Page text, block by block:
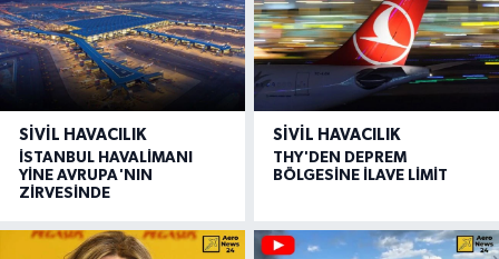
SIVIL HAVACILIK
İSTANBUL HAVALİMANI
YİNE AVRUPA'NIN
ZİRVESİNDE
SIVIL HAVACILIK
THY'DEN DEPREM
BÖLGESİNE İLAVE LİMİT